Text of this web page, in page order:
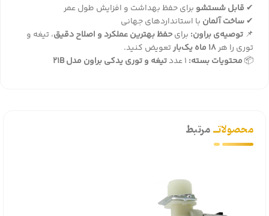
✔ قابل شستشو برای حفظ بهداشت و افزایش طول عمر
✔ساخت آلمان با استانداردهای جهانی
📌 توصیه‌ی براون: برایحفظ بهترین عملکرد و اصلاح دقیق، تیغه و
توری را هر18 ماه یک‌بار
تعویض کنید.
📦محتویات بسته: تیغه و توری یدکی براون مدل 21B
محصولاتــمرتبط